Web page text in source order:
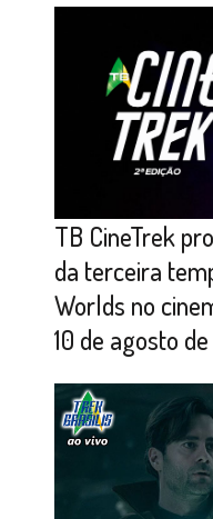
TB CineTrek
da terceira
Worlds no
10 de agosto